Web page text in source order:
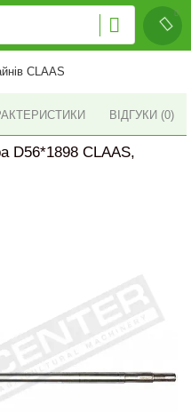
CLAAS
ВІДГУКИ (0)
D56*1898 CLAAS,